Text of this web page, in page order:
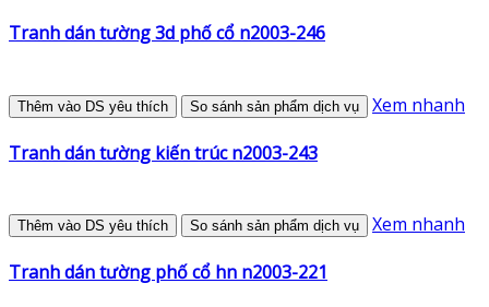
Tranh dán tường 3d phố cổ n2003-246
Thêm vào DS yêu thích So sánh sản phẩm dịch vụ Xem nhanh
Tranh dán tường kiến trúc n2003-243
Thêm vào DS yêu thích So sánh sản phẩm dịch vụ Xem nhanh
Tranh dán tường phố cổ hn n2003-221